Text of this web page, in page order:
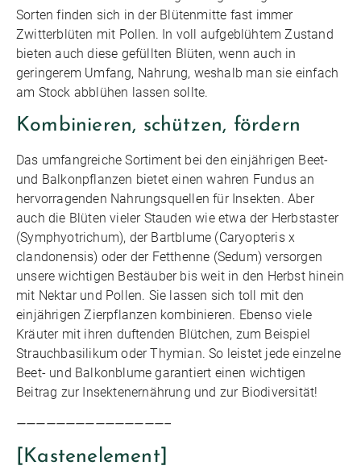
Sorten finden sich in der Blütenmitte fast immer
Zwitterblüten mit Pollen. In voll aufgeblühtem Zustand
bieten auch diese gefüllten Blüten, wenn auch in
geringerem Umfang, Nahrung, weshalb man sie einfach
am Stock abblühen lassen sollte.
Kombinieren, schützen, fördern
Das umfangreiche Sortiment bei den einjährigen Beet-
und Balkonpflanzen bietet einen wahren Fundus an
hervorragenden Nahrungsquellen für Insekten. Aber
auch die Blüten vieler Stauden wie etwa der Herbstaster
(Symphyotrichum), der Bartblume (Caryopteris x
clandonensis) oder der Fetthenne (Sedum) versorgen
unsere wichtigen Bestäuber bis weit in den Herbst hinein
mit Nektar und Pollen. Sie lassen sich toll mit den
einjährigen Zierpflanzen kombinieren. Ebenso viele
Kräuter mit ihren duftenden Blütchen, zum Beispiel
Strauchbasilikum oder Thymian. So leistet jede einzelne
Beet- und Balkonblume garantiert einen wichtigen
Beitrag zur Insektenernährung und zur Biodiversität!
———————————————–
[Kastenelement]